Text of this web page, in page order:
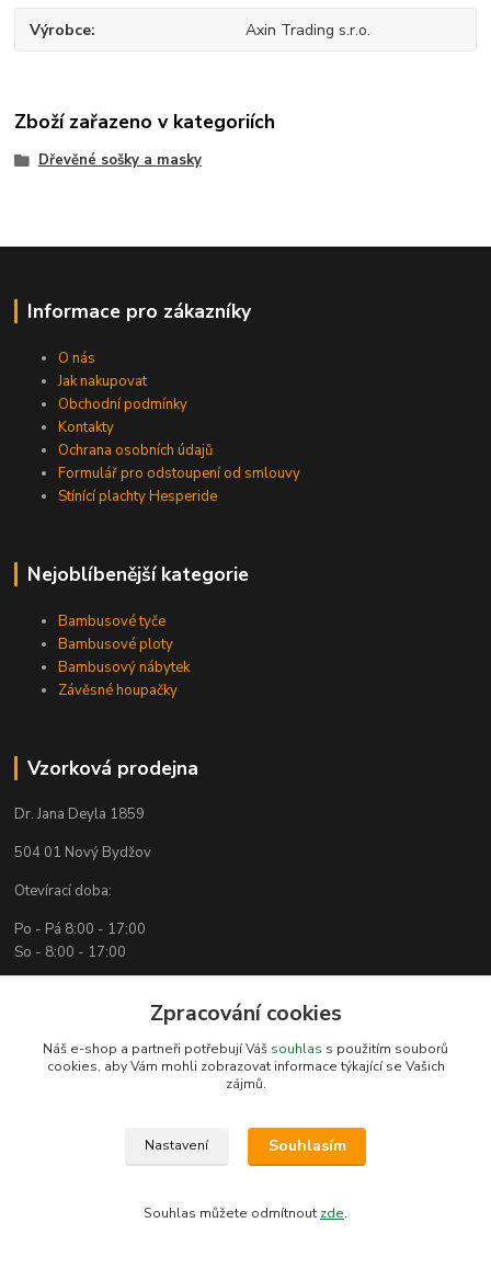
Výrobce Axin Trading s.r.o.
Zboží zařazeno v kategoriích
Dřevěné sošky a masky
Informace pro zákazníky
O nás
Jak nakupovat
Obchodní podmínky
Kontakty
Ochrana osobních údajů
Formulář pro odstoupení od smlouvy
Stínící plachty Hesperide
Nejoblíbenější kategorie
Bambusové tyče
Bambusové ploty
Bambusový nábytek
Závěsné houpačky
Vzorková prodejna
Dr. Jana Deyla 1859
504 01 Nový Bydžov
Otevírací doba:
Po - Pá 8:00 - 17:00
So - 8:00 - 17:00
Zpracování cookies
Náš e-shop a partneři potřebují Váš souhlas s použitím souborů
cookies, aby Vám mohli zobrazovat informace týkající se Vašich
zájmů.
Nastavení Souhlasím
Souhlas můžete odmítnout zde.